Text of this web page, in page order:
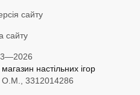
сайту
сайту
магазин настільних ігор
3312014286